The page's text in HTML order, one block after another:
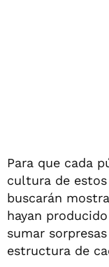
Para que cada
cultura de
buscarán
hayan
sumar
estructura de